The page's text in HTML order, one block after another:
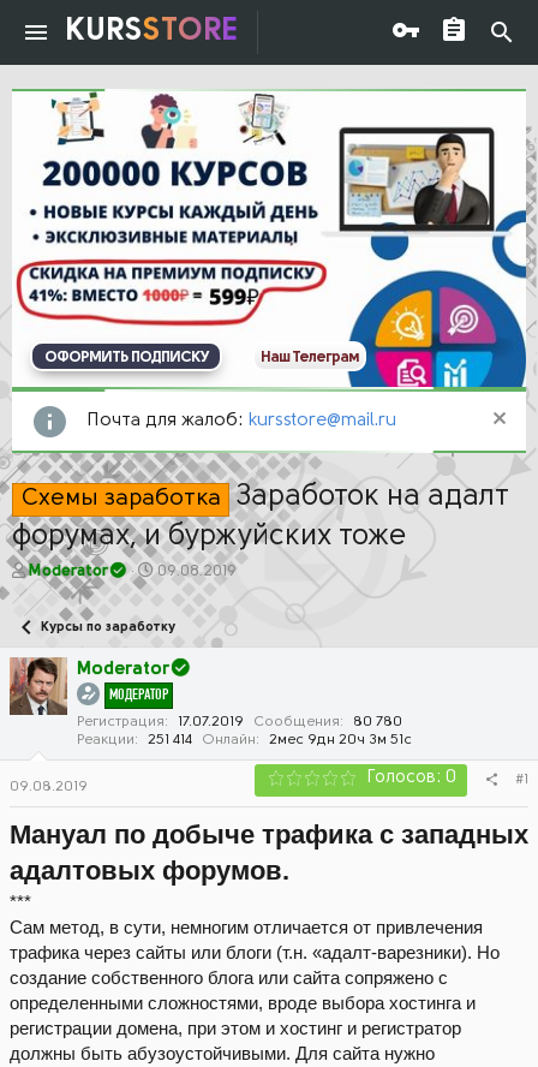
KURSSTORE
ОФОРМИТЬ ПОДПИСКУ Наш Телеграм
Почта для жалоб: kursstore@mail.ru
Схемы заработка Заработок на адалт
форумах, и буржуйских тоже
А
т
о
р
т
е
Moderator
Д
а
а
ч
а
л
а
09.08.2019
Курсы по заработку
Moderator
МОДЕРАТОР
Регистрация 17.07.2019 Сообщения
80 780
Реакции
251 414 Онлайн 2мес 9дн 20ч 3м 51с
09.08.2019 Голосов: 0 #1
Мануал по добыче трафика с западных
адалтовых форумов.
***
Сам метод, в сути, немногим отличается от привлечения
трафика через сайты или блоги (т.н. «адалт-варезники). Но
создание собственного блога или сайта сопряжено с
определенными сложностями, вроде выбора хостинга и
регистрации домена, при этом и хостинг и регистратор
должны быть абузоустойчивыми. Для сайта нужно